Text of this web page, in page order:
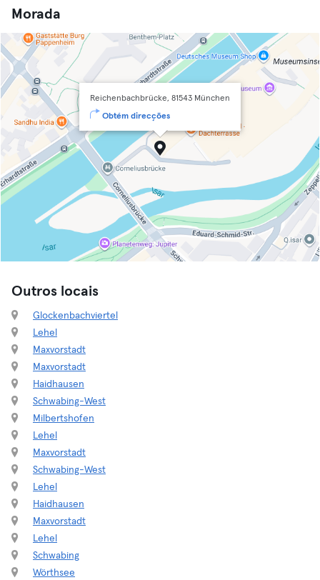
Morada
Reichenbachbrücke, 81543 München
Obtém direcções
Outros locais
Glockenbachviertel
Lehel
Maxvorstadt
Maxvorstadt
Haidhausen
Schwabing-West
Milbertshofen
Lehel
Maxvorstadt
Schwabing-West
Lehel
Haidhausen
Maxvorstadt
Lehel
Schwabing
Wörthsee